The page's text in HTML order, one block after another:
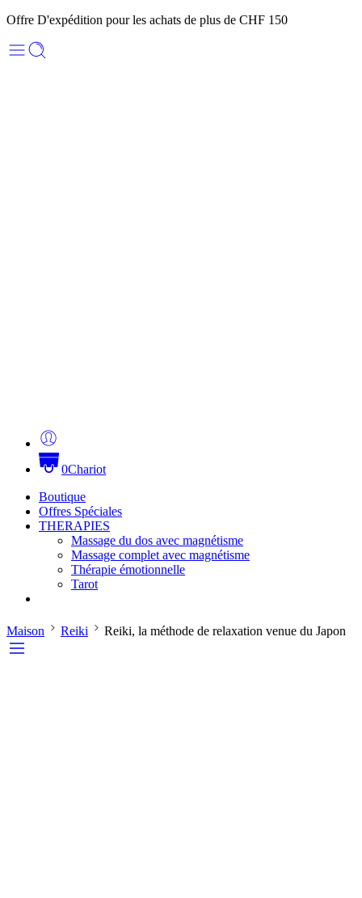
Offre D'expédition pour les achats de plus de CHF 150
0Chariot
Boutique
Offres Spéciales
THERAPIES
Massage du dos avec magnétisme
Massage complet avec magnétisme
Thérapie émotionnelle
Tarot
Maison Reiki Reiki, la méthode de relaxation venue du Japon